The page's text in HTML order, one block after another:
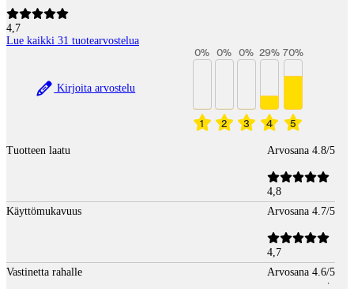
4,7
Lue kaikki 31 tuotearvostelua
Kirjoita arvostelu
1
0%
2
0%
3
0%
4
29%
5
70%
Tuotteen laatu Arvosana 4.8/5
4,8
Käyttömukavuus
Arvosana 4.7/5
4,7
Vastinetta rahalle
Arvosana 4.6/5